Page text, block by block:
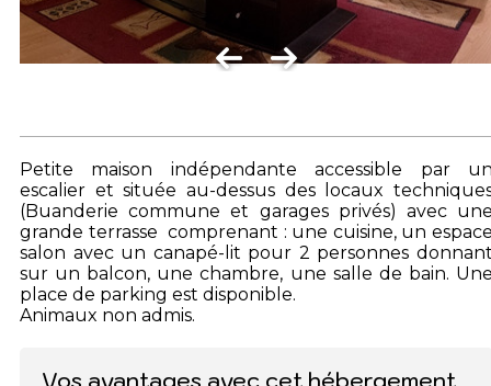
Petite maison indépendante accessible par
escalier et située au-dessus des locaux
(Buanderie commune et garages privés) avec
grande terrasse comprenant : une cuisine, un
salon avec un canapé-lit pour 2 personnes
sur un balcon, une chambre, une salle de bain.
place de parking est disponible.
Animaux non admis.